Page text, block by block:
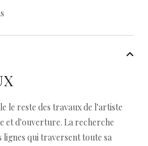
le reste des travaux de l'artiste
et d'ouverture. La recherche
qui traversent toute sa